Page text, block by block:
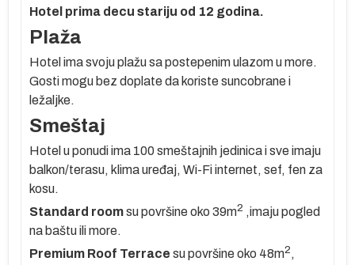
Hotel prima decu stariju od 12 godina.
Plaža
Hotel ima svoju plažu sa postepenim ulazom u more.
Gosti mogu bez doplate da koriste suncobrane i
ležaljke.
Smeštaj
Hotel u ponudi ima 100 smeštajnih jedinica i sve imaju
balkon/terasu, klima uređaj, Wi-Fi internet, sef, fen za
kosu.
Standard roomsu površine oko 39m2 ,imaju pogled
na baštu ili more.
Premium Roof Terrace su površine oko 48m2,